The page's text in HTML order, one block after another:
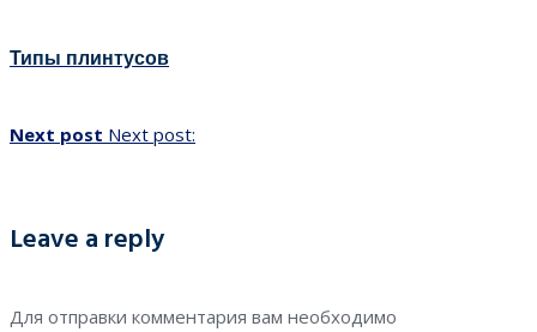
Типы плинтусов
Next post Next post:
Leave a reply
Для отправки комментария вам необходимо